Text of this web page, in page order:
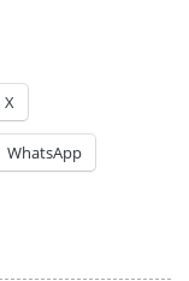
X
WhatsApp